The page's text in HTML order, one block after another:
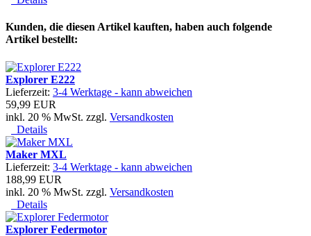
Kunden, die diesen Artikel kauften, haben auch folgende
Artikel bestellt:
Explorer E222
Lieferzeit: 3-4 Werktage - kann abweichen
59,99 EUR
inkl. 20 % MwSt. zzgl. Versandkosten
Details
Maker MXL
Lieferzeit: 3-4 Werktage - kann abweichen
188,99 EUR
inkl. 20 % MwSt. zzgl. Versandkosten
Details
Explorer Federmotor